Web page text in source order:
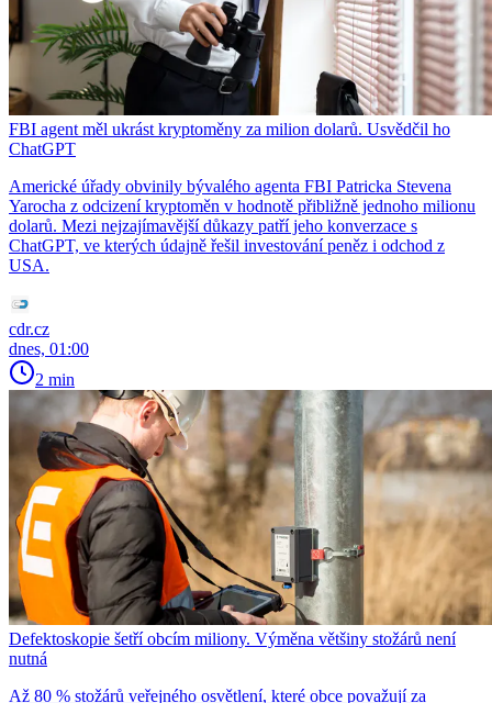
FBI agent měl ukrást kryptoměny za milion dolarů. Usvědčil ho
ChatGPT
Americké úřady obvinily bývalého agenta FBI Patricka Stevena
Yarocha z odcizení kryptoměn v hodnotě přibližně jednoho milionu
dolarů. Mezi nejzajímavější důkazy patří jeho konverzace s
ChatGPT, ve kterých údajně řešil investování peněz i odchod z
USA.
cdr.cz
dnes, 01:00
2 min
Defektoskopie šetří obcím miliony. Výměna většiny stožárů není
nutná
Až 80 % stožárů veřejného osvětlení, které obce považují za